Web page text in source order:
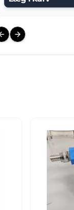
Previous slide
Next slide